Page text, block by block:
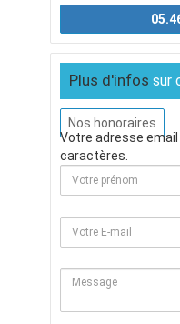
Plus d'infos sur
Nos honoraires
Votre adresse
caractères.